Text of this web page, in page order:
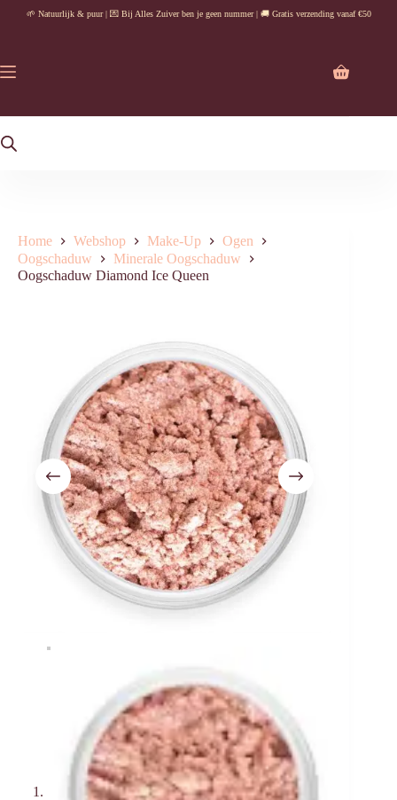
🌱 Natuurlijk & puur | 💌 Bij Alles Zuiver ben je geen nummer | 🚚 Gratis verzending vanaf €50
Home Webshop Make-Up
Ogen
Oogschaduw
Minerale Oogschaduw
Oogschaduw Diamond Ice Queen